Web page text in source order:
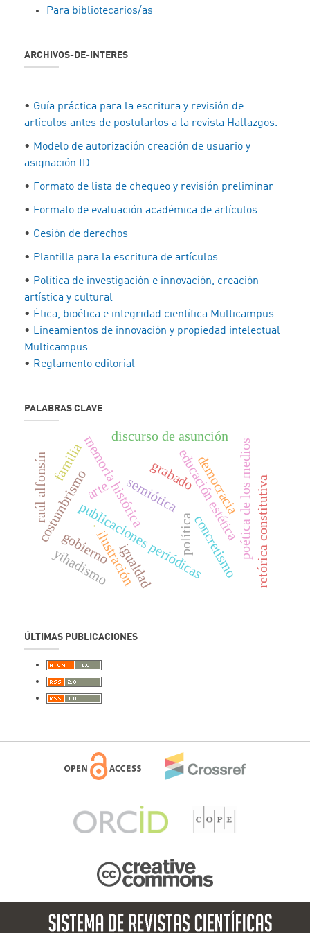
Para bibliotecarios/as
ARCHIVOS-DE-INTERES
• Guía práctica para la escritura y revisión de
artículos antes de postularlos a la revista Hallazgos.
• Modelo de autorización creación de usuario y
asignación ID
• Formato de lista de chequeo y revisión preliminar
• Formato de evaluación académica de artículos
• Cesión de derechos
• Plantilla para la escritura de artículos
• Política de investigación e innovación, creación
artística y cultural
• Ética, bioética e integridad científica Multicampus
• Lineamientos de innovación y propiedad intelectual
Multicampus
• Reglamento editorial
PALABRAS CLAVE
educación estéticapoética de los medios
semiótica
concretismo
memoria histórica
publicaciones periódicas
ilustración
grabado
costumbrismoarte democracia
política
igualdad
gobierno retórica constitutiva
discurso de asunción
raúl alfonsín familia
.
yihadismo
ÚLTIMAS PUBLICACIONES